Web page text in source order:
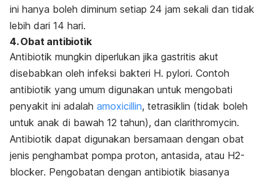
ini hanya boleh diminum setiap 24 jam sekali dan tidak
lebih dari 14 hari.
4. Obat antibiotik
Antibiotik mungkin diperlukan jika gastritis akut
disebabkan oleh infeksi bakteri H. pylori. Contoh
antibiotik yang umum digunakan untuk mengobati
penyakit ini adalah amoxicillin, tetrasiklin (tidak boleh
untuk anak di bawah 12 tahun), dan clarithromycin.
Antibiotik dapat digunakan bersamaan dengan obat
jenis penghambat pompa proton, antasida, atau H2-
blocker. Pengobatan dengan antibiotik biasanya